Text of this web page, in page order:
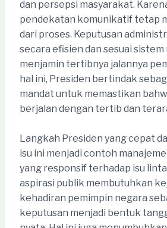
dan persepsi masyarakat.
pendekatan komunikatif tetap
dari proses. Keputusan
secara efisien dan sesuai sistem
menjamin tertibnya jalannya
hal ini, Presiden bertindak
mandat untuk memastikan
berjalan dengan tertib dan
Langkah Presiden yang cepat
isu ini menjadi contoh
yang responsif terhadap isu
aspirasi publik membutuhkan
kehadiran pemimpin negara
keputusan menjadi bentuk